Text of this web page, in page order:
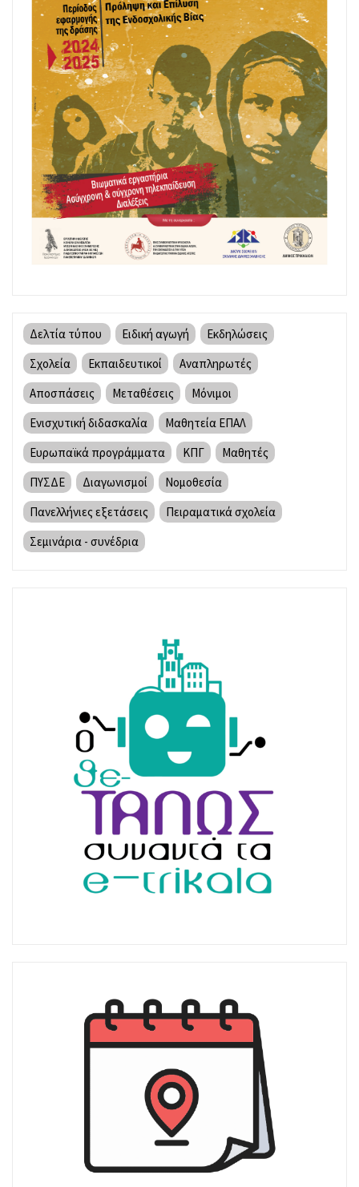
Δελτία τύπου Ειδική αγωγή
Εκδηλώσεις
Σχολεία
Εκπαιδευτικοί
Αναπληρωτές
Αποσπάσεις
Μεταθέσεις
Μόνιμοι
Ενισχυτική διδασκαλία
Μαθητεία ΕΠΑΛ
Ευρωπαϊκά προγράμματα
ΚΠΓ
Μαθητές
ΠΥΣΔΕ
Διαγωνισμοί
Νομοθεσία
Πανελλήνιες εξετάσεις
Πειραματικά σχολεία
Σεμινάρια - συνέδρια